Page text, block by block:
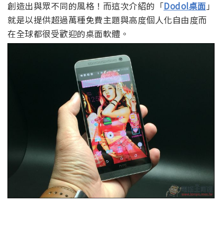
創造出與眾不同的風格！而這次介紹的「Dodol桌面」
就是以提供超過萬種免費主題與高度個人化自由度而
在全球都很受歡迎的桌面軟體。